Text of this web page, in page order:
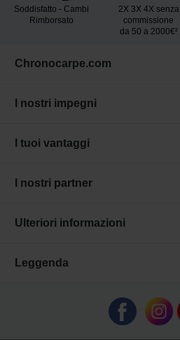
Soddisfatto - Cambi
Rimborsato
2X 3X 4X senza
commissione
da 50 a 2000€²
Chronocarpe.com
I nostri impegni
I tuoi vantaggi
I nostri partner
Ulteriori informazioni
Leggenda